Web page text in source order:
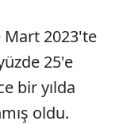
Mart 2023'te
25'e
bir yılda
oldu.